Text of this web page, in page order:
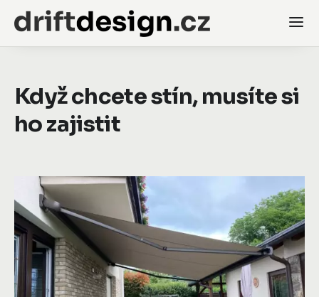
Když chcete stín, musíte si
ho zajistit